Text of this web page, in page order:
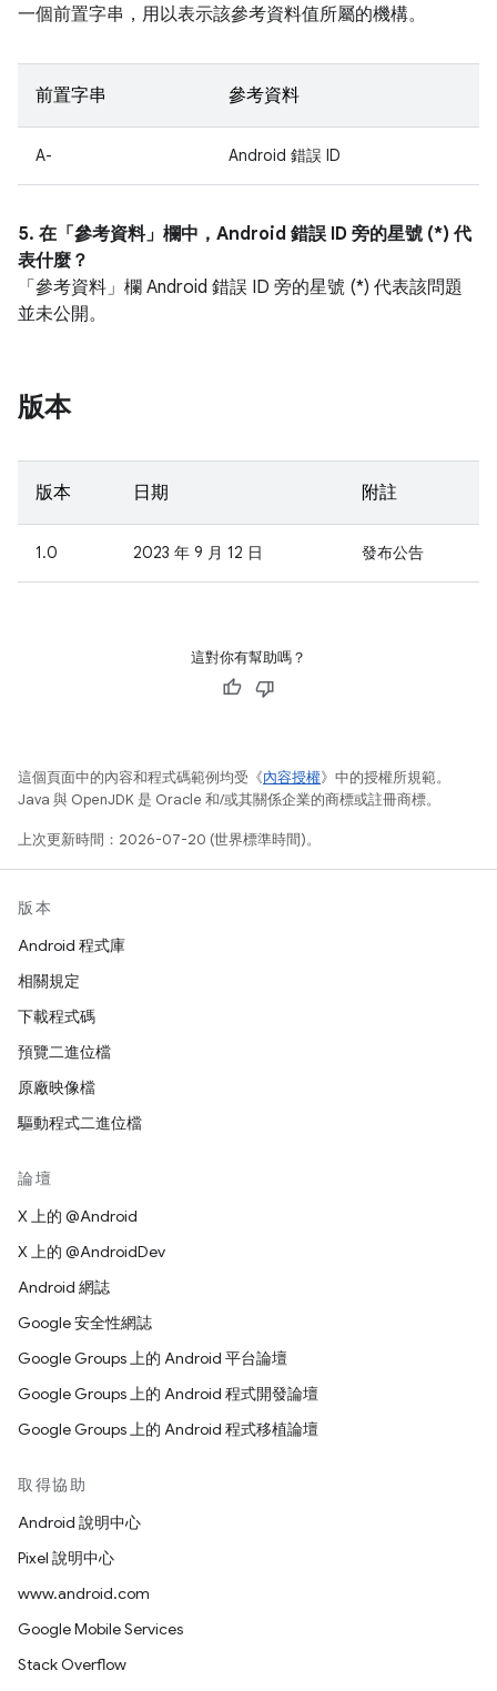
一個前置字串，用以表示該參考資料值所屬的機構。
前置字串 參考資料
A- Android 錯誤 ID
5. 在「參考資料」 欄中，Android 錯誤 ID 旁的星號 (*) 代
表什麼？
「參考資料」 欄 Android 錯誤 ID 旁的星號 (*) 代表該問題
並未公開。
版本
版本 日期 附註
1.0 2023 年 9 月 12 日 發布公告
這對你有幫助嗎？
這個頁面中的內容和程式碼範例均受《內容授權》中的授權所規範。
Java 與 OpenJDK 是 Oracle 和/或其關係企業的商標或註冊商標。
上次更新時間：2026-07-20 (世界標準時間)。
版本
Android 程式庫
相關規定
下載程式碼
預覽二進位檔
原廠映像檔
驅動程式二進位檔
論壇
X 上的 @Android
X 上的 @AndroidDev
Android 網誌
Google 安全性網誌
Google Groups 上的 Android 平台論壇
Google Groups 上的 Android 程式開發論壇
Google Groups 上的 Android 程式移植論壇
取得協助
Android 說明中心
Pixel 說明中心
www.android.com
Google Mobile Services
Stack Overflow